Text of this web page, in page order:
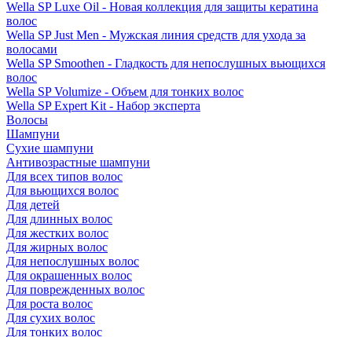
Wella SP Luxe Oil - Новая коллекция для защиты кератина
волос
Wella SP Just Men - Мужская линия средств для ухода за
волосами
Wella SP Smoothen - Гладкость для непослушных вьющихся
волос
Wella SP Volumize - Объем для тонких волос
Wella SP Expert Kit - Набор эксперта
Волосы
Шампуни
Сухие шампуни
Антивозрастные шампуни
Для всех типов волос
Для вьющихся волос
Для детей
Для длинных волос
Для жестких волос
Для жирных волос
Для непослушных волос
Для окрашенных волос
Для поврежденных волос
Для роста волос
Для сухих волос
Для тонких волос